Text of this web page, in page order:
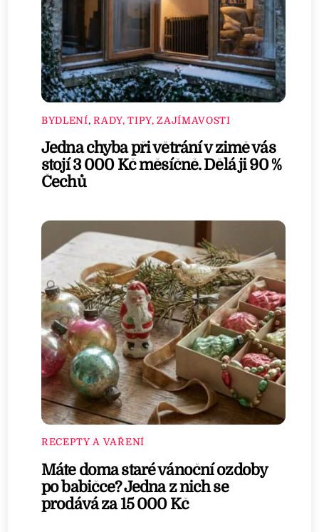
BYDLENÍ,RADY, TIPY, ZAJÍMAVOSTI
Jedna chyba při větrání v zimě vás
stojí 3 000 Kč měsíčně. Dělá ji 90 %
Čechů
RECEPTY A VAŘENÍ
Máte doma staré vánoční ozdoby
po babičce? Jedna z nich se
prodává za 15 000 Kč